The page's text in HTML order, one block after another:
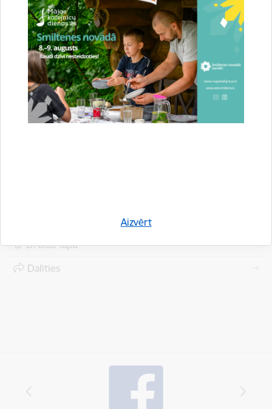
Aizvērt
Drukāt lapu
Dalīties